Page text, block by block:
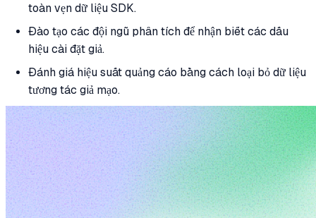
toàn vẹn dữ liệu SDK.
Đào tạo các đội ngũ phân tích để nhận biết các dấu
hiệu cài đặt giả.
Đánh giá hiệu suất quảng cáo bằng cách loại bỏ dữ liệu
tương tác giả mạo.